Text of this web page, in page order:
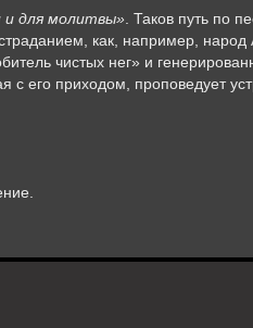
и для молитвы». Таков путь по
как, например,
чистых нег» и
его приходом, проповедует